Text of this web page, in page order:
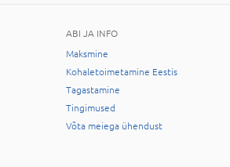
ABI JA INFO
Maksmine
Kohaletoimetamine Eestis
Tagastamine
Tingimused
Võta meiega ühendust